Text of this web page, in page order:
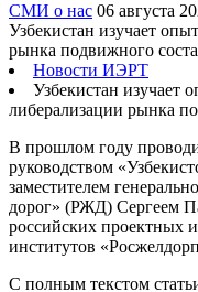
СМИ о нас 06 августа
Узбекистан изучает
рынка подвижного
Новости ИЭРТ
Узбекистан изучает
либерализации рынка
В прошлом году
руководством
заместителем
дорог» (РЖД) Сергеем
российских проектных
институтов
С полным текстом